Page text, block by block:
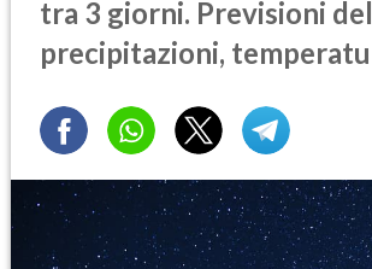
tra 3 giorni. Previsioni
precipitazioni,